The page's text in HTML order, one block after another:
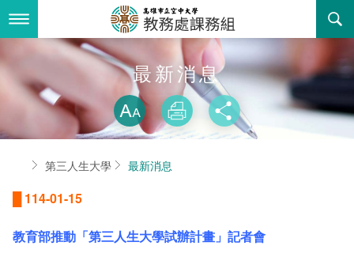
到
要
內
容
最新消息
關於我們
組織職掌
聯絡資訊
業務服務
法令規章
書表下載
回空大首頁
最新消息
略過字型切
放大
列印 分享
首頁第三人生大學 最新消息
114-01-15
教育部推動「第三人生大學試辦計畫」記者會